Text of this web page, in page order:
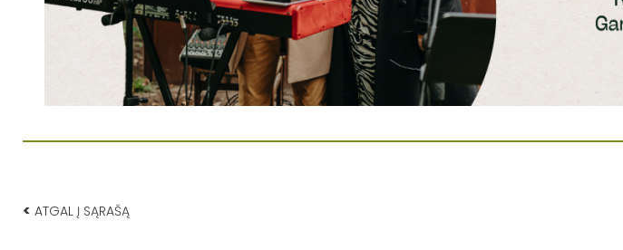
< ATGAL Į SĄRAŠĄ